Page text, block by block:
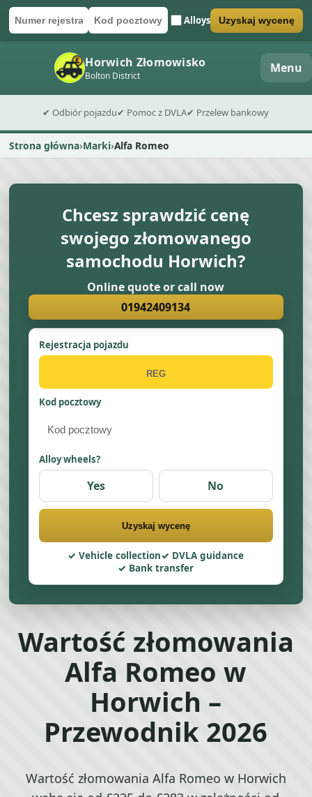
Numer rejestracyjny
Kod pocztowyAlloys
Wyślij formularz wyceny Uzyskaj wycenę
Horwich Złomowisko
Bolton District Menu
✔ Odbiór pojazdu✔ Pomoc z DVLA✔ Przelew bankowy
Strona główna Marki Alfa Romeo
Chcesz sprawdzić cenę
swojego złomowanego
samochodu Horwich?
Online quote or call now
01942409134
Rejestracja pojazdu
Kod pocztowy
Alloy wheels?
Yes No
Uzyskaj wycenę
Vehicle collection
DVLA guidance
Bank transfer
Wartość złomowania
Alfa Romeo w
Horwich –
Przewodnik 2026
Wartość złomowania Alfa Romeo w Horwich